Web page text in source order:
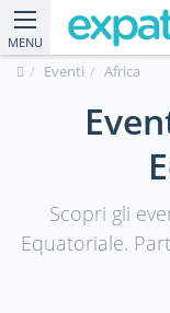
MENU
Eventi Africa
Scopri gli
Equatoriale.